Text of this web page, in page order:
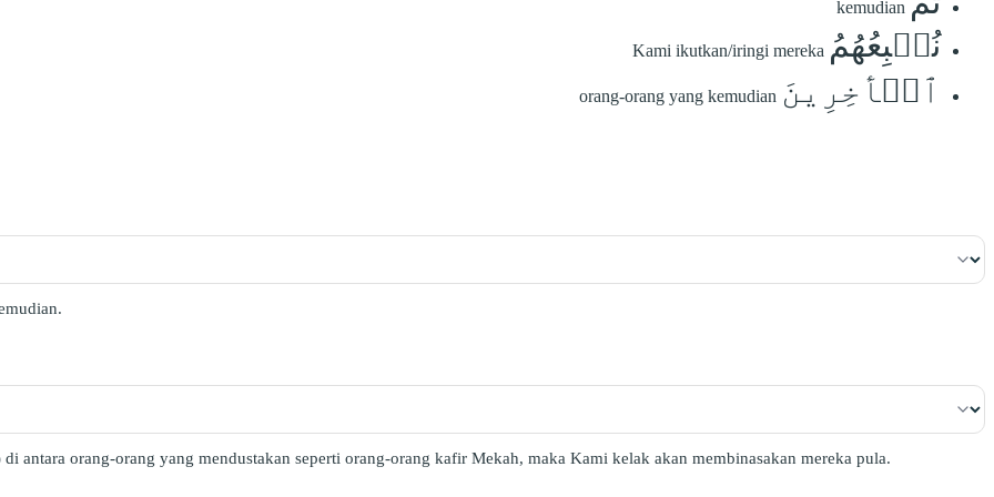
kemudian
نُتۡبِعُهُمُ Kami ikutkan/iringi mereka
ٱلۡأٓخِرِينَ orang-orang yang kemudian
antara orang-orang yang mendustakan seperti orang-orang kafir Mekah, maka Kami kelak akan membinasakan mereka pula.